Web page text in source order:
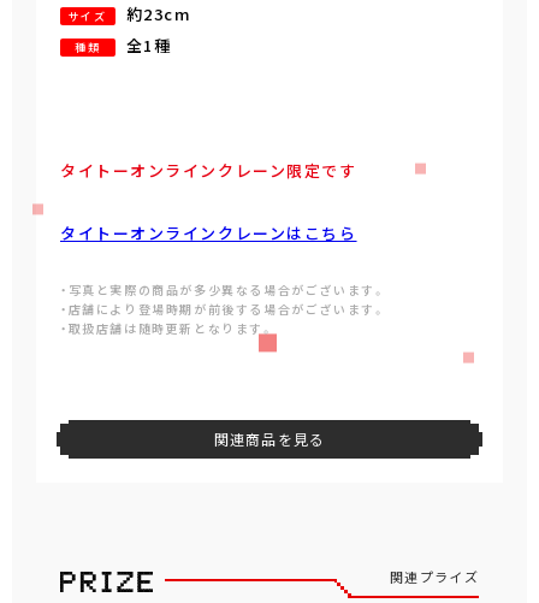
サイズ 約23cm
種類 全1種
タイトーオンラインクレーン限定です
タイトーオンラインクレーンはこちら
・写真と実際の商品が多少異なる場合がございます。
・店舗により登場時期が前後する場合がございます。
・取扱店舗は随時更新となります。
関連商品を見る
関連プライズ